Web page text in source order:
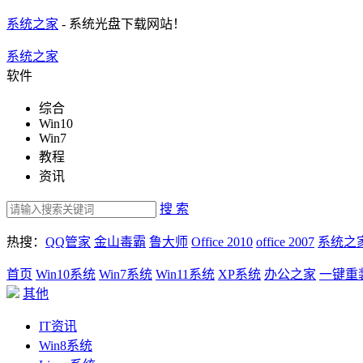
系统之家 - 系统光盘下载网站！
系统之家
软件
综合
Win10
Win7
教程
资讯
搜 索
热搜： QQ管家 金山毒霸 鲁大师 Office 2010 office 2007 系统之
首页 Win10系统 Win7系统 Win11系统 XP系统 办公之家 一键重
其他
IT资讯
Win8系统